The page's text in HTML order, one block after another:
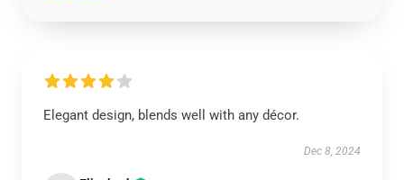
Elegant design, blends well with any décor.
Dec 8, 2024